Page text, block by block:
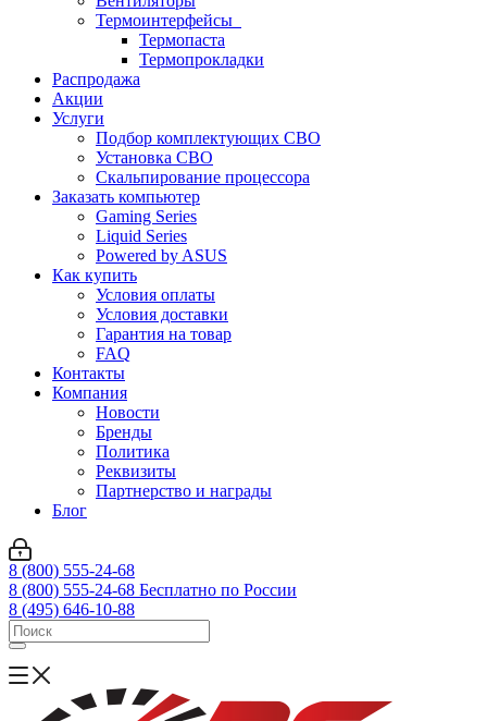
Термоинтерфейсы
Термопаста
Термопрокладки
Распродажа
Акции
Услуги
Подбор комплектующих СВО
Установка СВО
Скальпирование процессора
Заказать компьютер
Gaming Series
Liquid Series
Powered by ASUS
Как купить
Условия оплаты
Условия доставки
Гарантия на товар
FAQ
Контакты
Компания
Новости
Бренды
Политика
Реквизиты
Партнерство и награды
Блог
8 (800) 555-24-68
8 (800) 555-24-68 Бесплатно по России
8 (495) 646-10-88